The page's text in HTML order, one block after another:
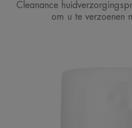
Cleanance
om u te verzoenen